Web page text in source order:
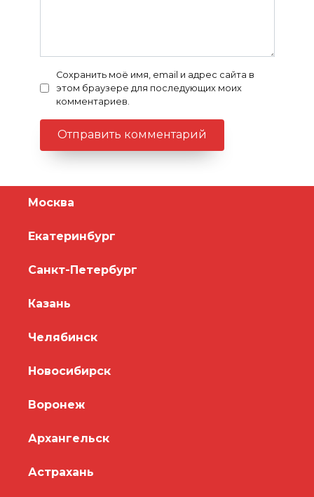
Сохранить моё имя, email и адрес сайта в
этом браузере для последующих моих
комментариев.
Москва
Екатеринбург
Санкт-Петербург
Казань
Челябинск
Новосибирск
Воронеж
Архангельск
Астрахань